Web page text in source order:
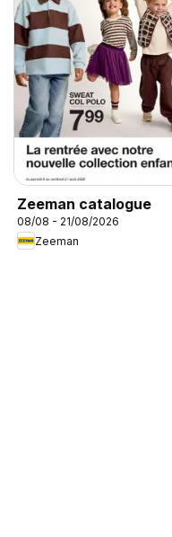
Zeeman catalogue
08/08 - 21/08/2026
Zeeman